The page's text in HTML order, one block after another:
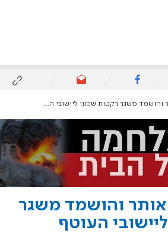
משגר רקטות שכוון ליישובי העוטף
והושמד משגר
העוטף